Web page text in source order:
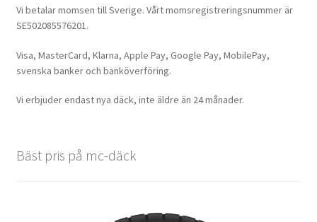
Vi betalar momsen till Sverige. Vårt momsregistreringsnummer är
SE502085576201.
Visa, MasterCard, Klarna, Apple Pay, Google Pay, MobilePay,
svenska banker och banköverföring.
Vi erbjuder endast nya däck, inte äldre än 24 månader.
Bäst pris på mc-däck